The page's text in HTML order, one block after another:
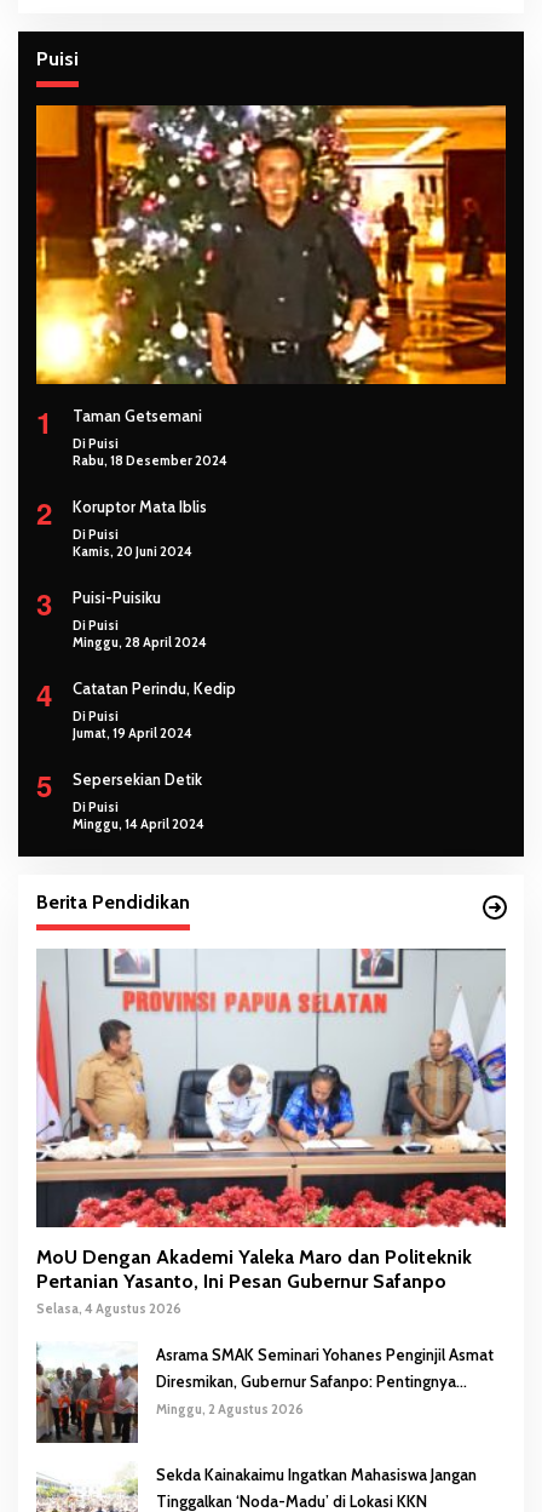
Puisi
1 Taman Getsemani
Di Puisi
Rabu, 18 Desember 2024
2 Koruptor Mata Iblis
Di Puisi
Kamis, 20 Juni 2024
3 Puisi-Puisiku
Di Puisi
Minggu, 28 April 2024
4 Catatan Perindu, Kedip
Di Puisi
Jumat, 19 April 2024
5 Sepersekian Detik
Di Puisi
Minggu, 14 April 2024
Berita Pendidikan
MoU Dengan Akademi Yaleka Maro dan Politeknik
Pertanian Yasanto, Ini Pesan Gubernur Safanpo
Selasa, 4 Agustus 2026
Asrama SMAK Seminari Yohanes Penginjil Asmat
Diresmikan, Gubernur Safanpo: Pentingnya
Pendidikan Karakter
Minggu, 2 Agustus 2026
Sekda Kainakaimu Ingatkan Mahasiswa Jangan
Tinggalkan ‘Noda-Madu’ di Lokasi KKN